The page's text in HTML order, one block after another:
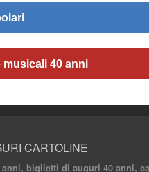
musicali 40 anni
CARTOLINE
biglietti di auguri 40 anni,